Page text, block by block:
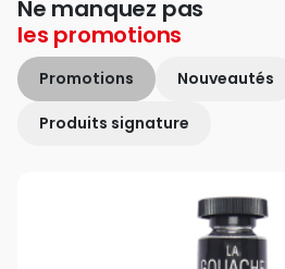
Ne manquez pas
les promotions
Promotions Nouveautés
Produits signature